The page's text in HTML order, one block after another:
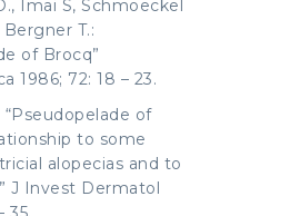
Imai S, Schmoeckel
T.:
of Brocq”
1986; 72: 18 – 23.
“Pseudopelade of
to some
alopecias and to
J Invest Dermatol